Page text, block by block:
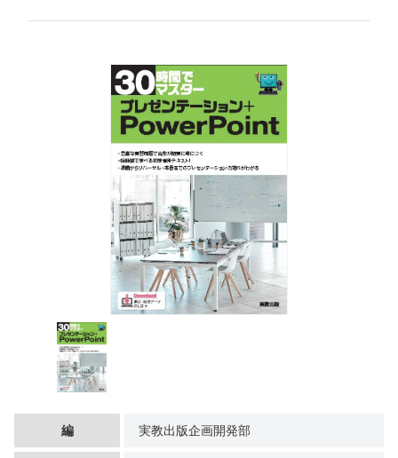
採用情報
サイトポリシー
個人情報・特定個人情報の取り扱い
教科書採択の公正確保に関する基本方針
編 実教出版企画開発部